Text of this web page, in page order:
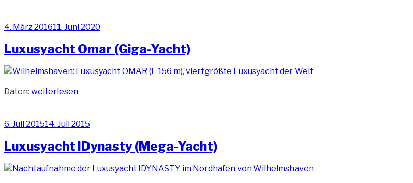
Lusail
Yacht)“
Veröffentlicht
4. März 201611. Juni 2020
Luxusyacht Omar (Giga-Yacht)
Daten: „Luxusyacht
Yacht)“
weiterlesen
Veröffentlicht
6. Juli 201514. Juli 2015
Luxusyacht IDynasty (Mega-Yacht)